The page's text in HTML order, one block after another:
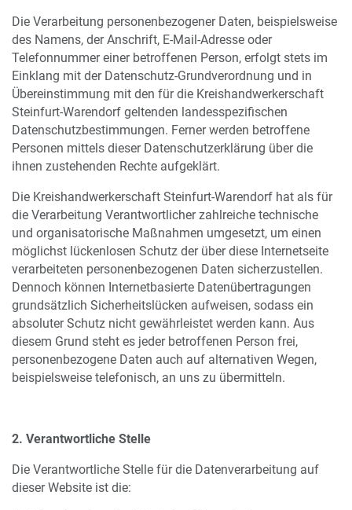
Die Verarbeitung personenbezogener Daten, beispielsweise
des Namens, der Anschrift, E-Mail-Adresse oder
Telefonnummer einer betroffenen Person, erfolgt stets im
Einklang mit der Datenschutz-Grundverordnung und in
Übereinstimmung mit den für die Kreishandwerkerschaft
Steinfurt-Warendorf geltenden landesspezifischen
Datenschutzbestimmungen. Ferner werden betroffene
Personen mittels dieser Datenschutzerklärung über die
ihnen zustehenden Rechte aufgeklärt.
Die Kreishandwerkerschaft Steinfurt-Warendorf hat als für
die Verarbeitung Verantwortlicher zahlreiche technische
und organisatorische Maßnahmen umgesetzt, um einen
möglichst lückenlosen Schutz der über diese Internetseite
verarbeiteten personenbezogenen Daten sicherzustellen.
Dennoch können Internetbasierte Datenübertragungen
grundsätzlich Sicherheitslücken aufweisen, sodass ein
absoluter Schutz nicht gewährleistet werden kann. Aus
diesem Grund steht es jeder betroffenen Person frei,
personenbezogene Daten auch auf alternativen Wegen,
beispielsweise telefonisch, an uns zu übermitteln.
2. Verantwortliche Stelle
Die Verantwortliche Stelle für die Datenverarbeitung auf
dieser Website ist die: